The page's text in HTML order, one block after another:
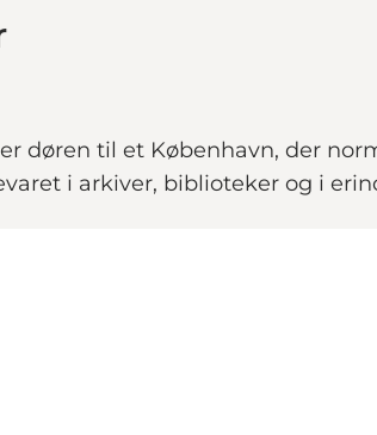
døren til et København, der
i arkiver, biblioteker og i